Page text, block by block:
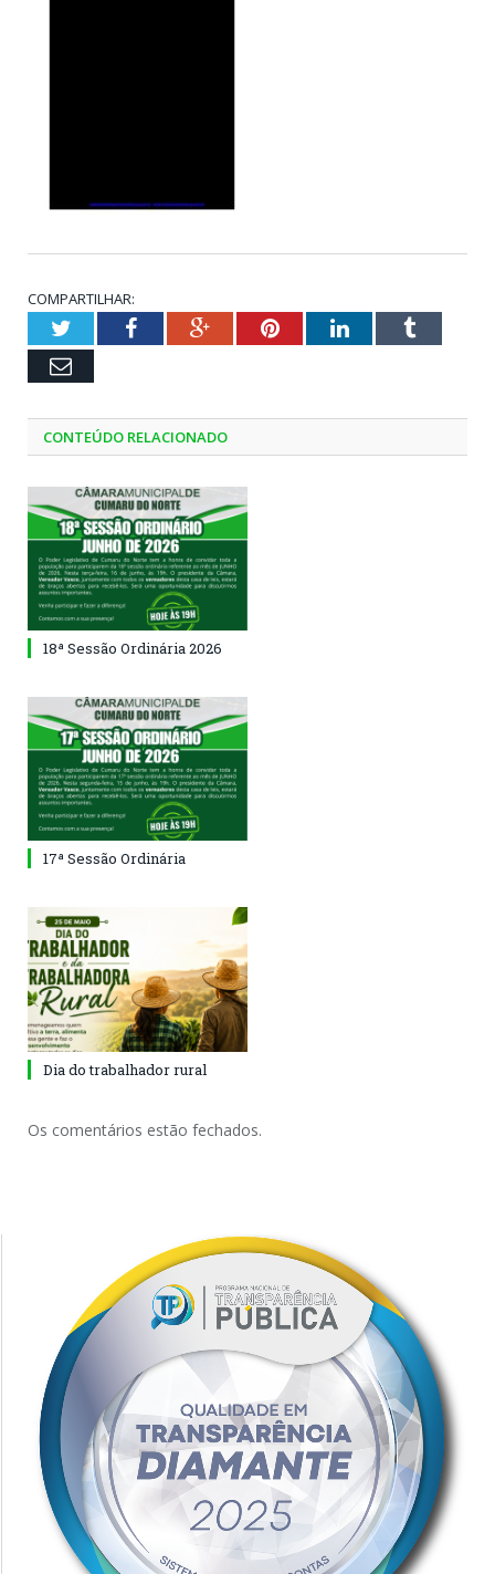
COMPARTILHAR:
TwitterFacebookGoogle+PinterestLinkedInTumblr
Email
CONTEÚDO RELACIONADO
18ª Sessão Ordinária 2026
17ª Sessão Ordinária
Dia do trabalhador rural
Os comentários estão fechados.